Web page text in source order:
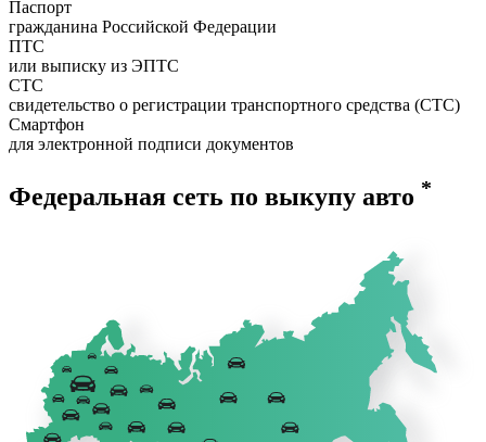
Паспорт
гражданина Российской Федерации
ПТС
или выписку из ЭПТС
СТС
свидетельство о регистрации транспортного средства (СТС)
Смартфон
для электронной подписи документов
Федеральная сеть по выкупу авто *